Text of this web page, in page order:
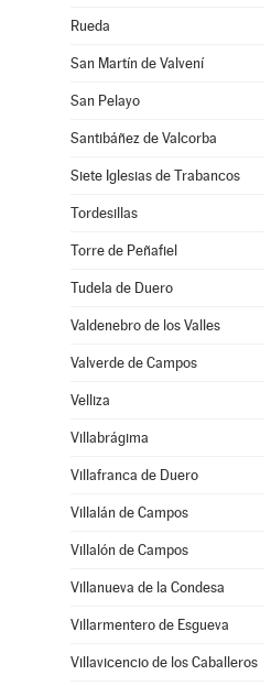
Rueda
San Martín de Valvení
San Pelayo
Santibáñez de Valcorba
Siete Iglesias de Trabancos
Tordesillas
Torre de Peñafiel
Tudela de Duero
Valdenebro de los Valles
Valverde de Campos
Velliza
Villabrágima
Villafranca de Duero
Villalán de Campos
Villalón de Campos
Villanueva de la Condesa
Villarmentero de Esgueva
Villavicencio de los Caballeros